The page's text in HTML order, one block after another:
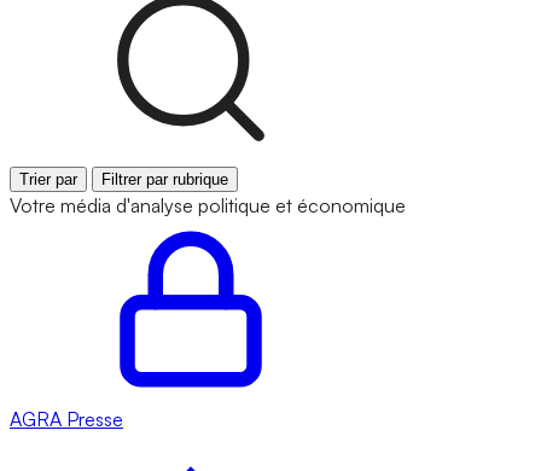
Trier par Filtrer par rubrique
Votre média d'analyse politique et économique
AGRA Presse